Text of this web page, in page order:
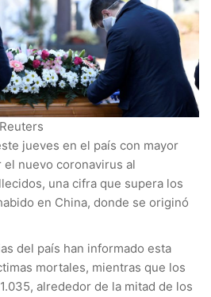
jueves en el país con mayor
nuevo coronavirus al
una cifra que supera los
en China, donde se originó
del país han informado esta
mortales, mientras que los
alrededor de la mitad de los